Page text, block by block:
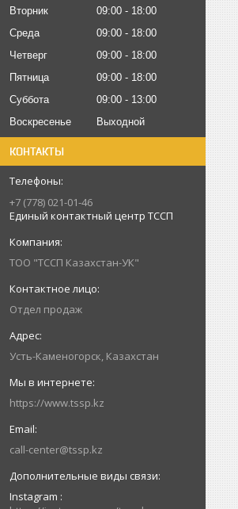
Вторник
09:00
18:00
Среда
09:00
18:00
Четверг
09:00
18:00
Пятница
09:00
18:00
Суббота
09:00
13:00
Воскресенье
Выходной
КОНТАКТЫ
+7 (778) 021-01-46
Единый контактный центр ТССП
ТОО "ТССП Казахстан-УК"
Отдел продаж
Усть-Каменогорск, Казахстан
https://www.tssp.kz
call-center@tssp.kz
Instagram